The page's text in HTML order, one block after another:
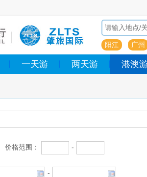
阳江 广州
一天游 两天游 港澳
价格范围： -
-